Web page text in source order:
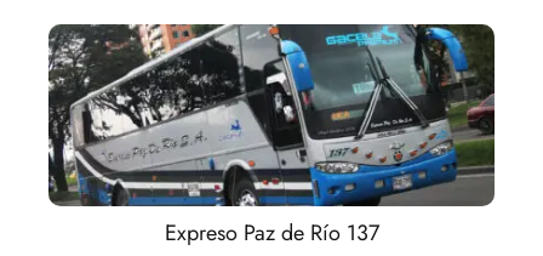
Expreso Paz de Río 137